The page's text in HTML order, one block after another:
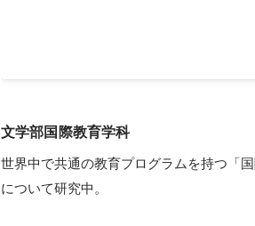
ができました。部活動と留学の両方に力
文学部国際教育学科
世界中で共通の教育プログラムを持つ「
について研究中。